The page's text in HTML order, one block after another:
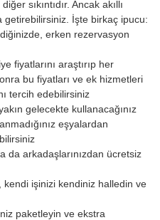
sıkıntıdır. Ancak akıllı
getirebilirsiniz. İşte birkaç ipucu:
erken rezervasyon
fiyatlarını araştırıp her
bu fiyatları ve ek hizmetleri
tercih edebilirsiniz
gelecekte kullanacağınız
eşyalardan
da arkadaşlarınızdan ücretsiz
kendi işinizi kendiniz halledin ve
paketleyin ve ekstra